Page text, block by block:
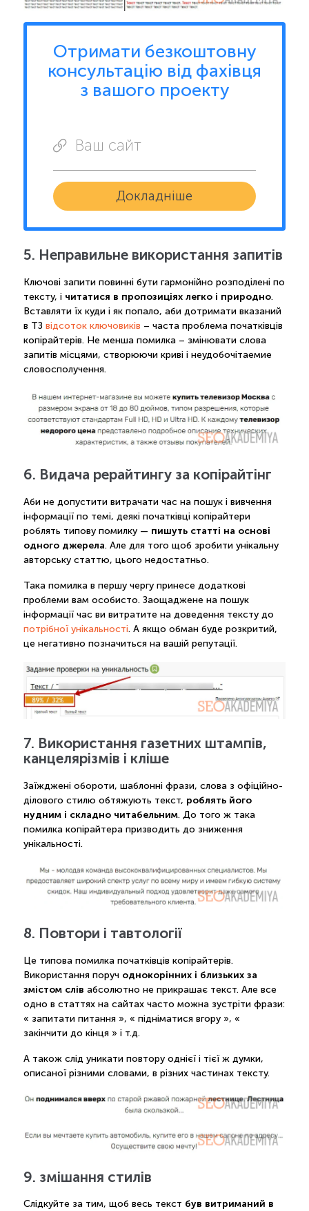
Отримати безкоштовну
консультацію від фахівця
з вашого проекту
Ваш сайт
Докладніше
5. Неправильне використання запитів
Ключові запити повинні бути гармонійно розподілені по
тексту, і читатися в пропозиціях легко і природно.
Вставляти їх куди і як попало, аби дотримати вказаний
в ТЗ відсоток ключовиків – часта проблема початківців
копірайтерів. Не менша помилка – змінювати слова
запитів місцями, створюючи криві і неудобочітаемие
словосполучення.
6. Видача рерайтингу за копірайтінг
Аби не допустити витрачати час на пошук і вивчення
інформації по темі, деякі початківці копірайтери
роблять типову помилку — пишуть статті на основі
одного джерела. Але для того щоб зробити унікальну
авторську статтю, цього недостатньо.
Така помилка в першу чергу принесе додаткові
проблеми вам особисто. Заощаджене на пошук
інформації час ви витратите на доведення тексту до
потрібної унікальності. А якщо обман буде розкритий,
це негативно позначиться на вашій репутації.
7. Використання газетних штампів,
канцелярізмів і кліше
Заїжджені обороти, шаблонні фрази, слова з офіційно-
ділового стилю обтяжують текст, роблять його
нудним і складно читабельним. До того ж така
помилка копірайтера призводить до зниження
унікальності.
8. Повтори і тавтології
Це типова помилка початківців копірайтерів.
Використання поруч однокорінних і близьких за
змістом слів абсолютно не прикрашає текст. Але все
одно в статтях на сайтах часто можна зустріти фрази:
« запитати питання », « підніматися вгору », «
закінчити до кінця » і т.д.
А також слід уникати повтору однієї і тієї ж думки,
описаної різними словами, в різних частинах тексту.
9. змішання стилів
Слідкуйте за тим, щоб весь текст був витриманий в